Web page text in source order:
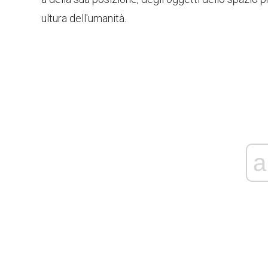
ultura dell'umanità.